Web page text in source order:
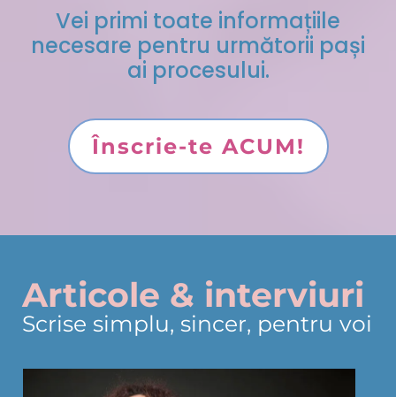
Vei primi toate informațiile
necesare pentru următorii pași
ai procesului.
Înscrie-te ACUM!
Articole & interviuri
Scrise simplu, sincer, pentru voi